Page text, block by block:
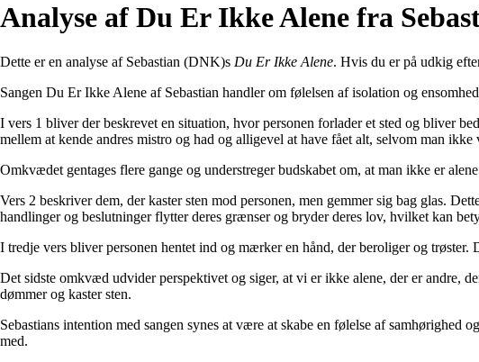
Analyse af Du Er Ikke Alene fra
Dette er en analyse af Sebastian (DNK)s Du Er Ikke Alene. Hvis du er på udkig
Sangen Du Er Ikke Alene af Sebastian handler om følelsen af isolation og
I vers 1 bliver der beskrevet en situation, hvor personen forlader et sted og bliver
mellem at kende andres mistro og had og alligevel at have fået alt, selvom man ikke
Omkvædet gentages flere gange og understreger budskabet om, at man ikke er
Vers 2 beskriver dem, der kaster sten mod personen, men gemmer sig bag glas.
handlinger og beslutninger flytter deres grænser og bryder deres lov, hvilket kan
I tredje vers bliver personen hentet ind og mærker en hånd, der beroliger og
Det sidste omkvæd udvider perspektivet og siger, at vi er ikke alene, der er andre,
dømmer og kaster sten.
Sebastians intention med sangen synes at være at skabe en følelse af samhørighed
med.